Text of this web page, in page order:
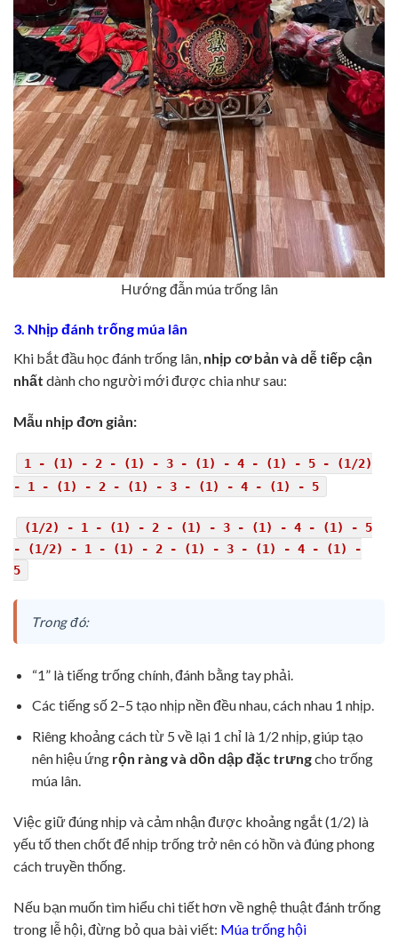
Hướng đẫn múa trống lân
3. Nhịp đánh trống múa lân
Khi bắt đầu học đánh trống lân, nhịp cơ bản và dễ tiếp cận
nhất dành cho người mới được chia như sau:
Mẫu nhịp đơn giản:
1 - (1) - 2 - (1) - 3 - (1) - 4 - (1) - 5 - (1/2)
- 1 - (1) - 2 - (1) - 3 - (1) - 4 - (1) - 5
(1/2) - 1 - (1) - 2 - (1) - 3 - (1) - 4 - (1) - 5
- (1/2) - 1 - (1) - 2 - (1) - 3 - (1) - 4 - (1) -
5
Trong đó:
“1” là tiếng trống chính, đánh bằng tay phải.
Các tiếng số 2–5 tạo nhịp nền đều nhau, cách nhau 1 nhịp.
Riêng khoảng cách từ 5 về lại 1 chỉ là 1/2 nhịp, giúp tạo
nên hiệu ứng rộn ràng và dồn dập đặc trưngcho trống
múa lân.
Việc giữ đúng nhịp và cảm nhận được khoảng ngắt (1/2) là
yếu tố then chốt để nhịp trống trở nên có hồn và đúng phong
cách truyền thống.
Nếu bạn muốn tìm hiểu chi tiết hơn về nghệ thuật đánh trống
trong lễ hội, đừng bỏ qua bài viết: Múa trống hội